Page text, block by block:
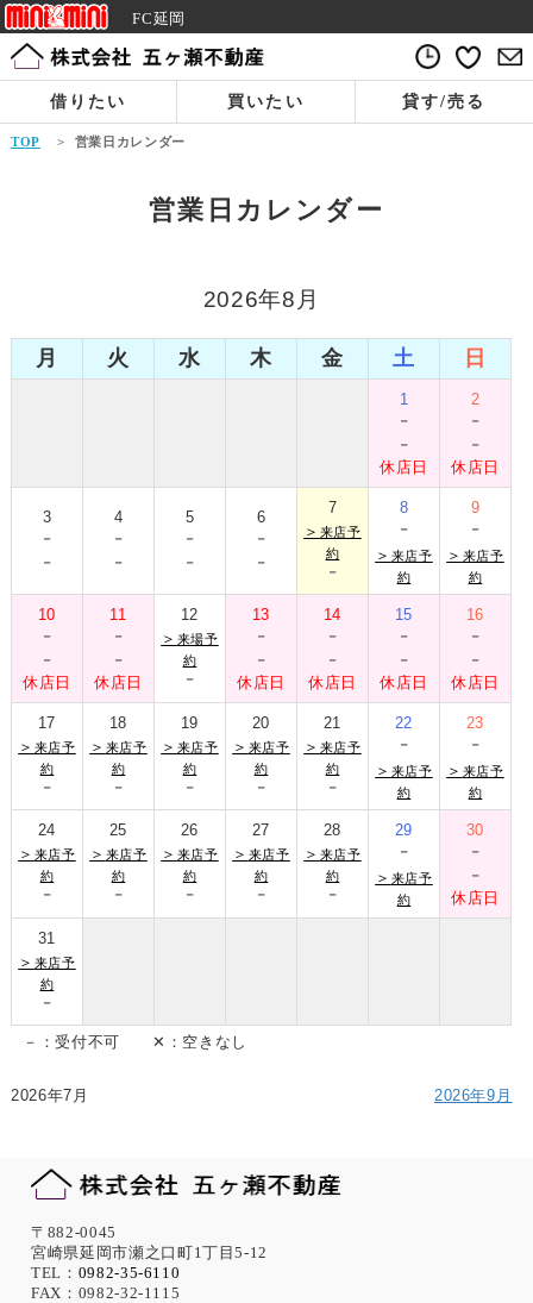
FC延岡
借りたい 買いたい 貸す/売る
TOP > 営業日カレンダー
営業日カレンダー
2026年8月
月 火 水 木 金 土 日
1
-
-
休店日
2
-
-
休店日
3
-
-
4
-
-
5
-
-
6
-
-
7
＞ 来店予
約
-
8
-
＞ 来店予
約
9
-
＞ 来店予
約
10
-
-
休店日
11
-
-
休店日
12
＞ 来場予
約
-
13
-
-
休店日
14
-
-
休店日
15
-
-
休店日
16
-
-
休店日
17
＞ 来店予
約
-
18
＞ 来店予
約
-
19
＞ 来店予
約
-
20
＞ 来店予
約
-
21
＞ 来店予
約
-
22
-
＞ 来店予
約
23
-
＞ 来店予
約
24
＞ 来店予
約
-
25
＞ 来店予
約
-
26
＞ 来店予
約
-
27
＞ 来店予
約
-
28
＞ 来店予
約
-
29
-
＞ 来店予
約
30
-
-
休店日
31
＞ 来店予
約
-
－：受付不可 ✕：空きなし
2026年7月 2026年9月
〒882-0045
宮崎県延岡市瀬之口町1丁目5-12
TEL： 0982-35-6110
FAX：0982-32-1115